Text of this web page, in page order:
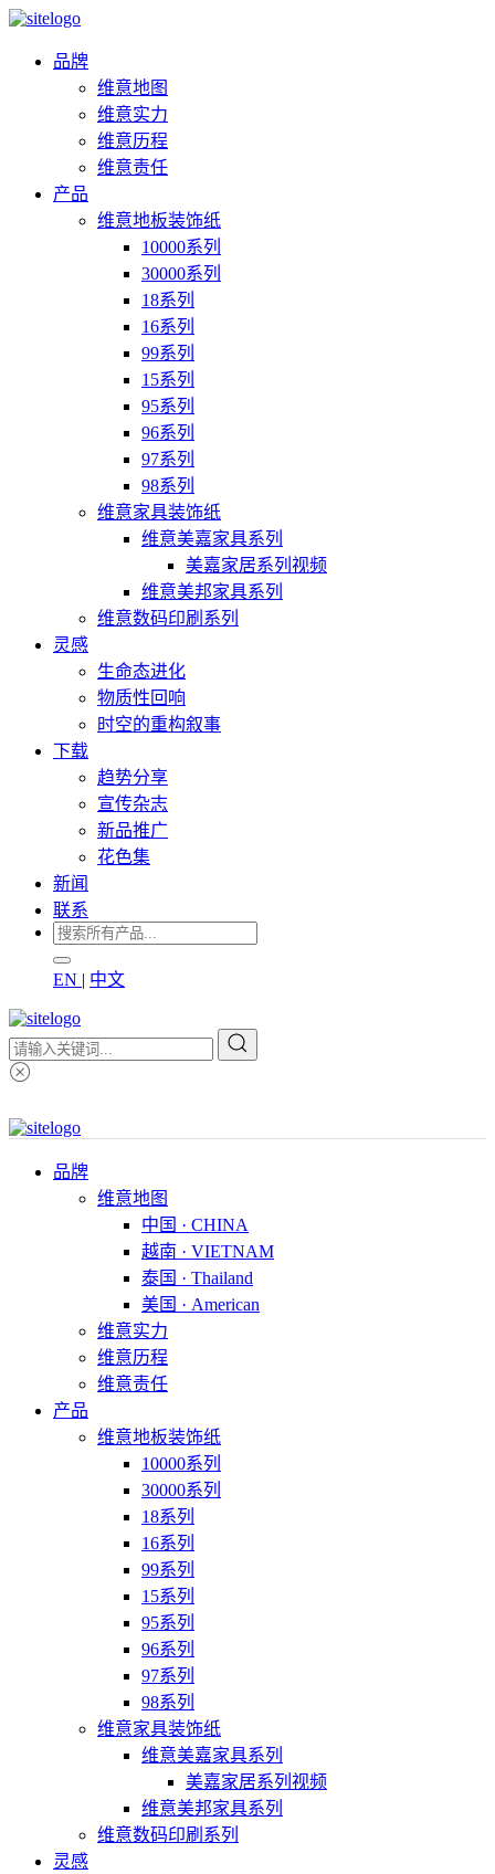
品牌
维意地图
维意实力
维意历程
维意责任
产品
维意地板装饰纸
10000系列
30000系列
18系列
16系列
99系列
15系列
95系列
96系列
97系列
98系列
维意家具装饰纸
维意美嘉家具系列
美嘉家居系列视频
维意美邦家具系列
维意数码印刷系列
灵感
生命态进化
物质性回响
时空的重构叙事
下载
趋势分享
宣传杂志
新品推广
花色集
新闻
联系
EN | 中文
品牌
维意地图
中国 · CHINA
越南 · VIETNAM
泰国 · Thailand
美国 · American
维意实力
维意历程
维意责任
产品
维意地板装饰纸
10000系列
30000系列
18系列
16系列
99系列
15系列
95系列
96系列
97系列
98系列
维意家具装饰纸
维意美嘉家具系列
美嘉家居系列视频
维意美邦家具系列
维意数码印刷系列
灵感